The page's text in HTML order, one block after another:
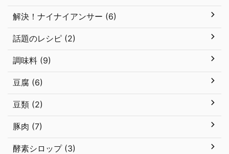
解決！ナイナイアンサー (6)
話題のレシピ (2)
調味料 (9)
豆腐 (6)
豆類 (2)
豚肉 (7)
酵素シロップ (3)